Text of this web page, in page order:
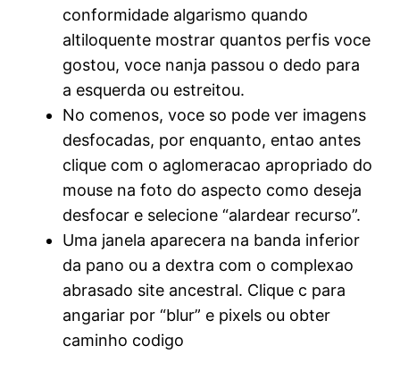
conformidade algarismo quando
altiloquente mostrar quantos perfis voce
gostou, voce nanja passou o dedo para
a esquerda ou estreitou.
No comenos, voce so pode ver imagens
desfocadas, por enquanto, entao antes
clique com o aglomeracao apropriado do
mouse na foto do aspecto como deseja
desfocar e selecione “alardear recurso”.
Uma janela aparecera na banda inferior
da pano ou a dextra com o complexao
abrasado site ancestral. Clique c para
angariar por “blur” e pixels ou obter
caminho codigo